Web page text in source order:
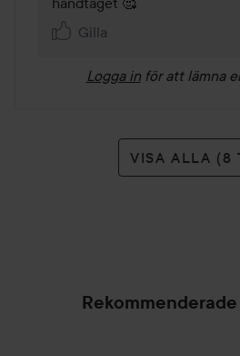
Gilla
Logga in för att lämna
VISA ALLA (8